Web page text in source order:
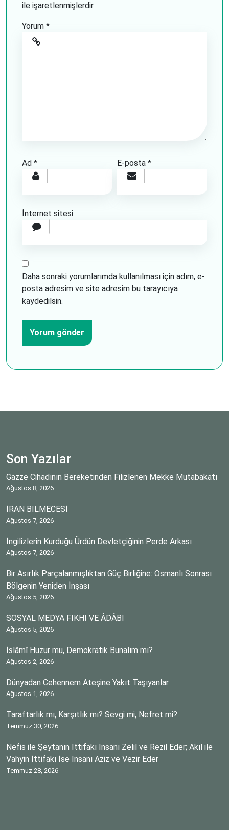
ile işaretlenmişlerdir
Yorum *
Ad * E-posta*
İnternet sitesi
Daha sonraki yorumlarımda kullanılması için adım, e-
posta adresim ve site adresim bu tarayıcıya
kaydedilsin.
Son Yazılar
Gazze Cihadının Bereketinden Filizlenen Mekke Mutabakatı
Ağustos 8, 2026
İRAN BİLMECESİ
Ağustos 7, 2026
İngilizlerin Kurduğu Ürdün Devletçiğinin Perde Arkası
Ağustos 7, 2026
Bir Asırlık Parçalanmışlıktan Güç Birliğine: Osmanlı Sonrası
Bölgenin Yeniden İnşası
Ağustos 5, 2026
SOSYAL MEDYA FIKHI VE ÂDÂBI
Ağustos 5, 2026
İslâmî Huzur mu, Demokratik Bunalım mı?
Ağustos 2, 2026
Dünyadan Cehennem Ateşine Yakıt Taşıyanlar
Ağustos 1, 2026
Taraftarlık mı, Karşıtlık mı? Sevgi mi, Nefret mi?
Temmuz 30, 2026
Nefis ile Şeytanın İttifakı İnsanı Zelil ve Rezil Eder; Akıl ile
Vahyin İttifakı İse İnsanı Aziz ve Vezir Eder
Temmuz 28, 2026